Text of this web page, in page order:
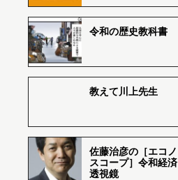
令和の歴史教科書
教えて川上先生
佐藤治彦の［エコノ
スコープ］令和経済
透視鏡